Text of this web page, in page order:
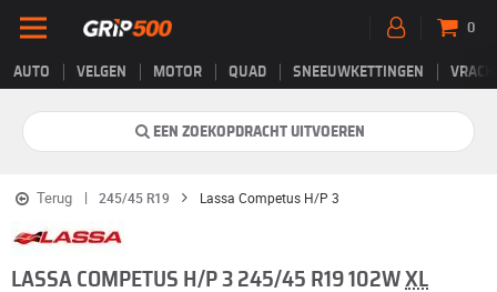
AUTO VELGEN MOTOR QUAD SNEEUWKETTINGEN
0
EEN ZOEKOPDRACHT UITVOEREN
Terug 245/45 R19 Lassa Competus H/P 3
LASSA COMPETUS H/P 3 245/45 R19 102W XL